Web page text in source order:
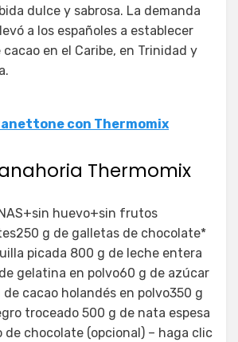
dulce y sabrosa. La demanda
a los españoles a establecer
en el Caribe, en Trinidad y
con Thermomix
Thermomix
huevo+sin frutos
g de galletas de chocolate*
picada 800 g de leche entera
gelatina en polvo60 g de azúcar
cacao holandés en polvo350 g
troceado 500 g de nata espesa
de chocolate (opcional) – haga clic